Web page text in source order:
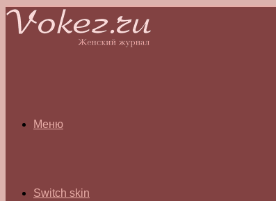
Меню
Switch skin